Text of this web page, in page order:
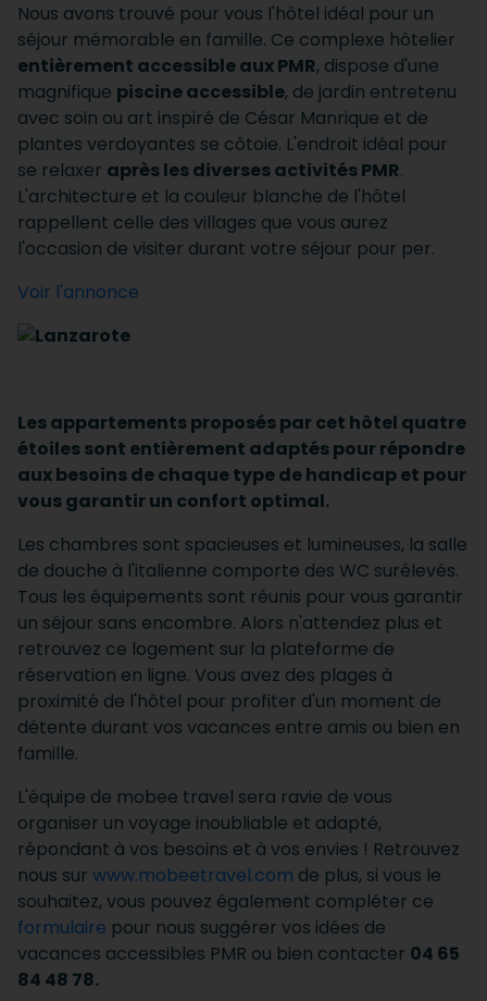
Nous avons trouvé pour vous l'hôtel idéal pour un
séjour mémorable en famille. Ce complexe hôtelier
entièrement accessible aux PMR, dispose d'une
magnifique piscine accessible, de jardin entretenu
avec soin ou art inspiré de César Manrique et de
plantes verdoyantes se côtoie. L'endroit idéal pour
se relaxer après les diverses activités PMR.
L'architecture et la couleur blanche de l'hôtel
rappellent celle des villages que vous aurez
l'occasion de visiter durant votre séjour pour per.
Voir l'annonce
Les appartements proposés par cet hôtel quatre
étoiles sont entièrement adaptés pour répondre
aux besoins de chaque type de handicap et pour
vous garantir un confort optimal.
Les chambres sont spacieuses et lumineuses, la salle
de douche à l'italienne comporte des WC surélevés.
Tous les équipements sont réunis pour vous garantir
un séjour sans encombre. Alors n'attendez plus et
retrouvez ce logement sur la plateforme de
réservation en ligne. Vous avez des plages à
proximité de l'hôtel pour profiter d'un moment de
détente durant vos vacances entre amis ou bien en
famille.
L'équipe de mobee travel sera ravie de vous
organiser un voyage inoubliable et adapté,
répondant à vos besoins et à vos envies ! Retrouvez
nous sur www.mobeetravel.com de plus, si vous le
souhaitez, vous pouvez également compléter ce
formulaire pour nous suggérer vos idées de
vacances accessibles PMR ou bien contacter 04 65
84 48 78.